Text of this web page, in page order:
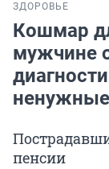
ЗДОРОВЬЕ
Кошмар
мужчине
пенсии